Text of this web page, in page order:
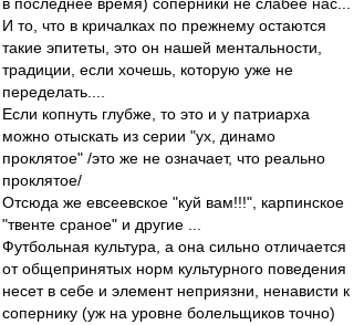
И то, что в кричалках по прежнему остаются
такие эпитеты, это он нашей ментальности,
традиции, если хочешь, которую уже не
переделать....
Если копнуть глубже, то это и у патриарха
можно отыскать из серии "ух, динамо
проклятое" /это же не означает, что реально
проклятое/
Отсюда же евсеевское "куй вам!!!", карпинское
"твенте сраное" и другие ...
Футбольная культура, а она сильно отличается
от общепринятых норм культурного поведения
несет в себе и элемент неприязни, ненависти к
сопернику (уж на уровне болельщиков точно)